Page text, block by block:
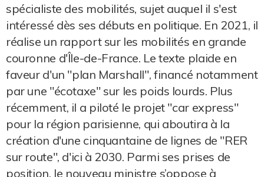
spécialiste des mobilités, sujet auquel il s'est
intéressé dès ses débuts en politique. En 2021, il
réalise un rapport sur les mobilités en grande
couronne d'Île-de-France. Le texte plaide en
faveur d'un "plan Marshall", financé notamment
par une "écotaxe" sur les poids lourds. Plus
récemment, il a piloté le projet "car express"
pour la région parisienne, qui aboutira à la
création d'une cinquantaine de lignes de "RER
sur route", d'ici à 2030. Parmi ses prises de
position, le nouveau ministre s’oppose à